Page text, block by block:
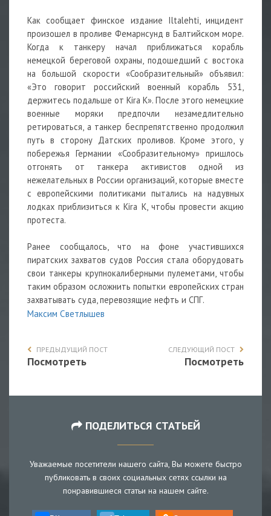
Как сообщает финское издание Iltalehti, инцидент
произошел в проливе Фемарнсунд в Балтийском море.
Когда к танкеру начал приближаться корабль
немецкой береговой охраны, подошедший с востока
на большой скорости «Сообразительный» объявил:
«Это говорит российский военный корабль 531,
держитесь подальше от Kira K». После этого немецкие
военные моряки предпочли незамедлительно
ретироваться, а танкер беспрепятственно продолжил
путь в сторону Датских проливов. Кроме этого, у
побережья Германии «Сообразительному» пришлось
отгонять от танкера активистов одной из
нежелательных в России организаций, которые вместе
с европейскими политиками пытались на надувных
лодках приблизиться к Kira K, чтобы провести акцию
протеста.
Ранее сообщалось, что на фоне участившихся
пиратских захватов судов Россия стала оборудовать
свои танкеры крупнокалиберными пулеметами, чтобы
таким образом осложнить попытки европейских стран
захватывать суда, перевозящие нефть и СПГ.
Максим Светлышев
ПРЕДЫДУЩИЙ ПОСТ
Посмотреть
СЛЕДУЮЩИЙ ПОСТ
Посмотреть
ПОДЕЛИТЬСЯ СТАТЬЕЙ
Уважаемые посетители нашего сайта, Вы можете быстро
публиковать в своих социальных сетях ссылки на
понравившиеся статьи на нашем сайте.